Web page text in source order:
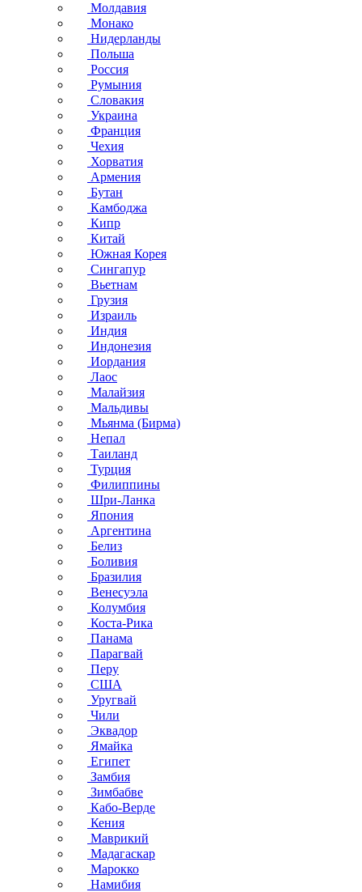
Молдавия
Монако
Нидерланды
Польша
Россия
Румыния
Словакия
Украина
Франция
Чехия
Хорватия
Армения
Бутан
Камбоджа
Кипр
Китай
Южная Корея
Сингапур
Вьетнам
Грузия
Израиль
Индия
Индонезия
Иордания
Лаос
Малайзия
Мальдивы
Мьянма (Бирма)
Непал
Таиланд
Турция
Филиппины
Шри-Ланка
Япония
Аргентина
Белиз
Боливия
Бразилия
Венесуэла
Колумбия
Коста-Рика
Панама
Парагвай
Перу
США
Уругвай
Чили
Эквадор
Ямайка
Египет
Замбия
Зимбабве
Кабо-Верде
Кения
Маврикий
Мадагаскар
Марокко
Намибия